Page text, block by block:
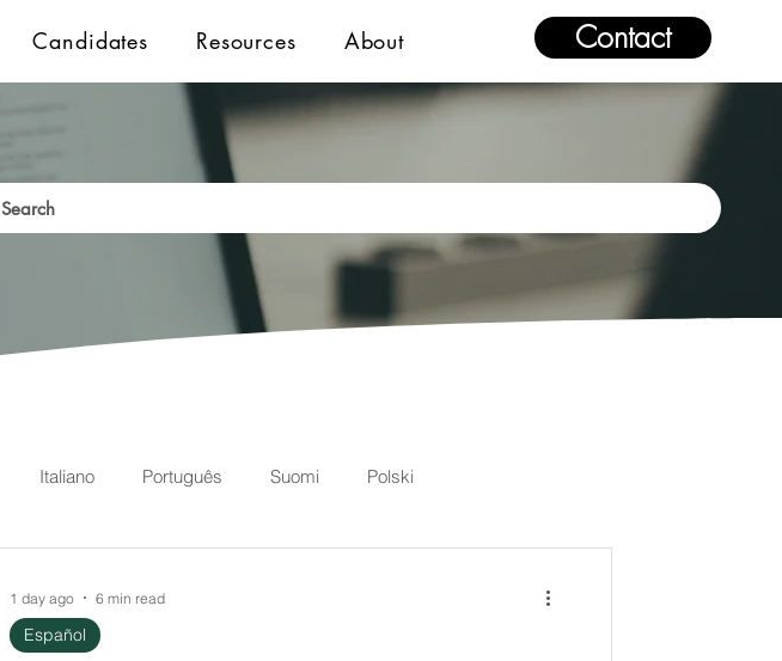
Candidates Resources About Contact
Search
Italiano Português Suomi Polski
Español
1 day ago 6 min read